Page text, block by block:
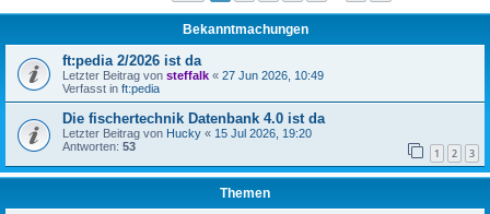
Bekanntmachungen
ft:pedia 2/2026 ist da
Letzter Beitrag von steffalk « 27 Jun 2026, 10:49
Verfasst in ft:pedia
Die fischertechnik Datenbank 4.0 ist da
Letzter Beitrag von Hucky « 15 Jul 2026, 19:20
Antworten: 53 1 2 3
Themen